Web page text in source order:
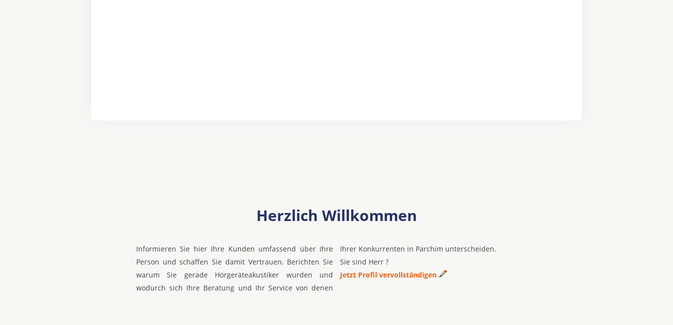
Herzlich Willkommen
Informieren Sie hier Ihre Kunden umfassend über Ihre
Person und schaffen Sie damit Vertrauen. Berichten Sie
warum Sie gerade Hörgeräteakustiker wurden und
wodurch sich Ihre Beratung und Ihr Service von denen
Ihrer Konkurrenten in Parchim unterscheiden.
Sie sind Herr ?
Jetzt Profil vervollständigen